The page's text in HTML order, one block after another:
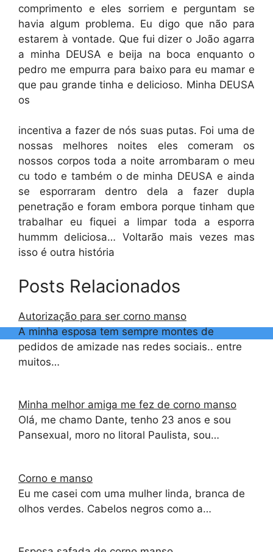
comprimento e eles sorriem e perguntam se
havia algum problema. Eu digo que não para
estarem à vontade. Que fui dizer o João agarra
a minha DEUSA e beija na boca enquanto o
pedro me empurra para baixo para eu mamar e
que pau grande tinha e delicioso. Minha DEUSA
os
incentiva a fazer de nós suas putas. Foi uma de
nossas melhores noites eles comeram os
nossos corpos toda a noite arrombaram o meu
cu todo e também o de minha DEUSA e ainda
se esporraram dentro dela a fazer dupla
penetração e foram embora porque tinham que
trabalhar eu fiquei a limpar toda a esporra
hummm deliciosa… Voltarão mais vezes mas
isso é outra história
Posts Relacionados
Autorização para ser corno manso
A minha esposa tem sempre montes de
pedidos de amizade nas redes sociais.. entre
muitos…
Minha melhor amiga me fez de corno manso
Olá, me chamo Dante, tenho 23 anos e sou
Pansexual, moro no litoral Paulista, sou…
Corno e manso
Eu me casei com uma mulher linda, branca de
olhos verdes. Cabelos negros como a…